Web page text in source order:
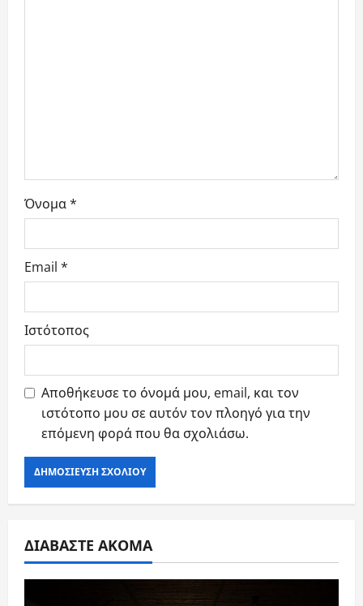
Όνομα*
Email *
Ιστότοπος
Αποθήκευσε το όνομά μου, email, και τον
ιστότοπο μου σε αυτόν τον πλοηγό για την
επόμενη φορά που θα σχολιάσω.
ΔΙΑΒΑΣΤΕ ΑΚΟΜΑ